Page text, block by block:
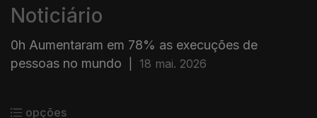
Noticiário
0h Aumentaram em 78% as execuções de
pessoas no mundo
18 mai. 2026
opções